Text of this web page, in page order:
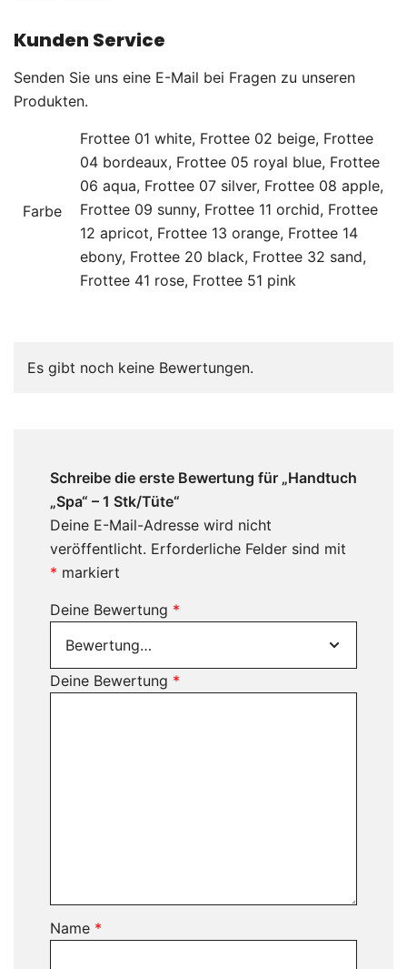
Kunden Service
Senden Sie uns eine E-Mail bei Fragen zu unseren
Produkten.
Farbe
Frottee 01 white, Frottee 02 beige, Frottee
04 bordeaux, Frottee 05 royal blue, Frottee
06 aqua, Frottee 07 silver, Frottee 08 apple,
Frottee 09 sunny, Frottee 11 orchid, Frottee
12 apricot, Frottee 13 orange, Frottee 14
ebony, Frottee 20 black, Frottee 32 sand,
Frottee 41 rose, Frottee 51 pink
Es gibt noch keine Bewertungen.
Schreibe die erste Bewertung für „Handtuch
„Spa“ – 1 Stk/Tüte“
Deine E-Mail-Adresse wird nicht
veröffentlicht. Erforderliche Felder sind mit
* markiert
Deine Bewertung *
Deine Bewertung *
Name *